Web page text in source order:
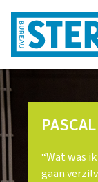
“Wat was
gaan